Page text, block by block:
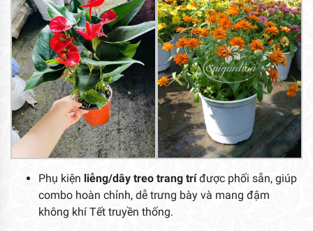
Phụ kiện liễng/dây treo trang tríđược phối sẵn, giúp
combo hoàn chỉnh, dễ trưng bày và mang đậm
không khí Tết truyền thống.